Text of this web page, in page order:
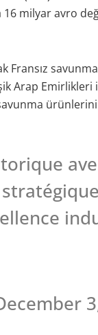
16 milyar avro
Fransız
Arap Emirlikleri